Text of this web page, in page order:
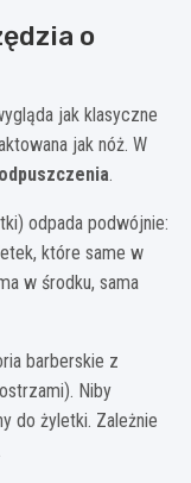
o
jak klasyczne
jak nóż. W
.
odpada podwójnie:
które same w
w środku, sama
barberskie z
Niby
do żyletki. Zależnie